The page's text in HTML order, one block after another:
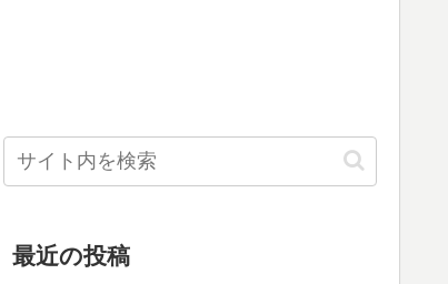
最近の投稿